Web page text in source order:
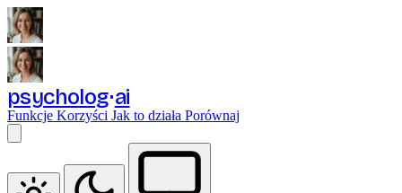
psycholog ai
Funkcje Korzyści Jak to działa Porównaj